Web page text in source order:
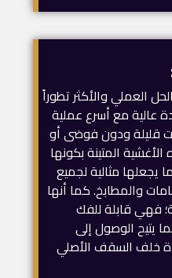
العملي والأكثر تطوراً
عالية مع أسرع عملية
قليلة ودون فوضى أو
المتينة بكونها
يجعلها مثالية لجميع
والمطابخ. كما أنها
فهي قابلة للفك
يتيح الوصول إلى
خلف السقف الأصلي